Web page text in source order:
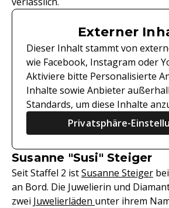
Externer
Dieser Inhalt stammt von
wie Facebook, Instagram oder
Aktiviere bitte Personalisierte
Inhalte sowie Anbieter
Standards, um diese Inhalte
Privatsphäre-
Susanne "Susi" Steiger
Seit Staffel 2 istSusanne Steiger
an Bord. Die Juwelierin und
zwei Juwelierläden unter ihrem